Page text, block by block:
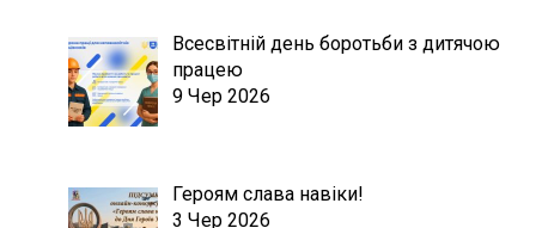
Всесвітній день боротьби з дитячою
працею
9 Чер 2026
Героям слава навіки!
3 Чер 2026